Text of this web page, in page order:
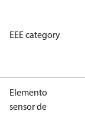
EEE category
Elemento
sensor de